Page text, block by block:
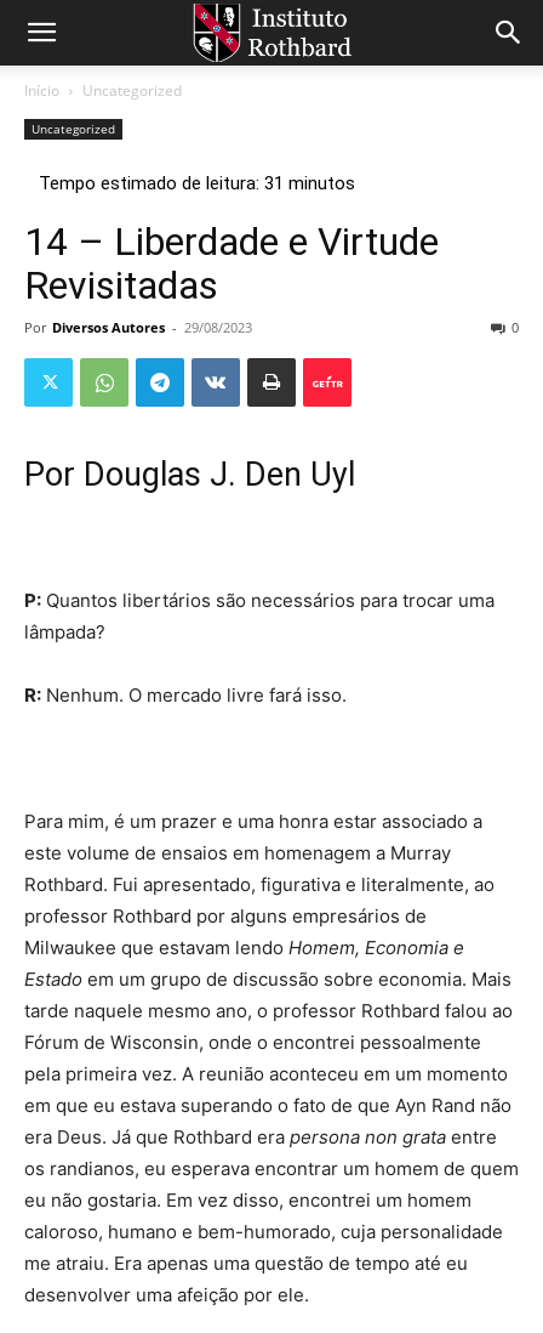
Início Uncategorized
Uncategorized
14 – Liberdade e Virtude
Revisitadas
Por Diversos Autores - 29/08/2023 0
Por Douglas J. Den Uyl
P: Quantos libertários são necessários para trocar uma
lâmpada?
R: Nenhum. O mercado livre fará isso.
Para mim, é um prazer e uma honra estar associado a
este volume de ensaios em homenagem a Murray
Rothbard. Fui apresentado, figurativa e literalmente, ao
professor Rothbard por alguns empresários de
Milwaukee que estavam lendo Homem, Economia e
Estado em um grupo de discussão sobre economia. Mais
tarde naquele mesmo ano, o professor Rothbard falou ao
Fórum de Wisconsin, onde o encontrei pessoalmente
pela primeira vez. A reunião aconteceu em um momento
em que eu estava superando o fato de que Ayn Rand não
era Deus. Já que Rothbard era persona non grata entre
os randianos, eu esperava encontrar um homem de quem
eu não gostaria. Em vez disso, encontrei um homem
caloroso, humano e bem-humorado, cuja personalidade
me atraiu. Era apenas uma questão de tempo até eu
desenvolver uma afeição por ele.